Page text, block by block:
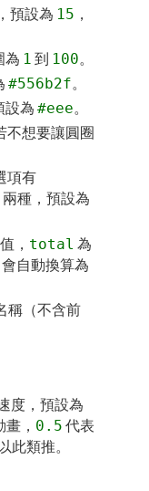
預設為 15 ，
為 1 到 100。
#556b2f。
設為 #eee。
不想要讓圓圈
項有
兩種，預設為
， total 為
自動換算為
稱（不含前
度，預設為
， 0.5 代表
此類推。